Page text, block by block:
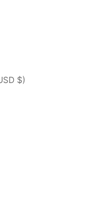
$)